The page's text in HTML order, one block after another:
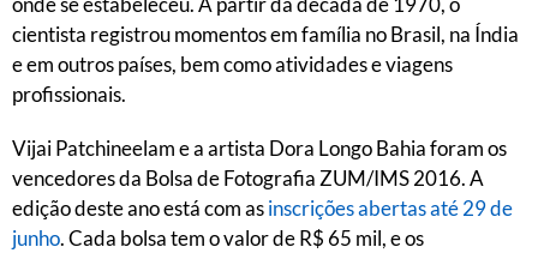
cientista registrou momentos em família no Brasil, na Índia
e em outros países, bem como atividades e viagens
profissionais.
Vijai Patchineelam e a artista Dora Longo Bahia foram os
vencedores da Bolsa de Fotografia ZUM/IMS 2016. A
edição deste ano está com asinscrições abertas até 29 de
junho. Cada bolsa tem o valor de R$ 65 mil, e os